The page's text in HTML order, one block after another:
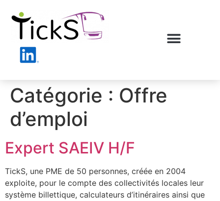
Catégorie : Offre
d’emploi
Expert SAEIV H/F
TickS, une PME de 50 personnes, créée en 2004
exploite, pour le compte des collectivités locales leur
système billettique, calculateurs d’itinéraires ainsi que